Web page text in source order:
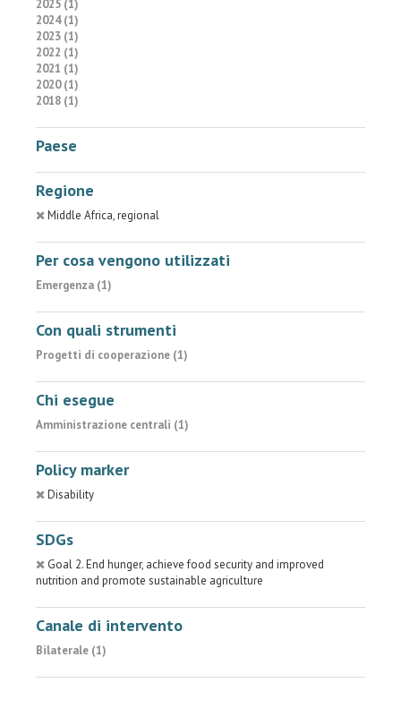
2025 (1)
2024 (1)
2023 (1)
2022 (1)
2021 (1)
2020 (1)
2018 (1)
Paese
Regione
Middle Africa, regional
Per cosa vengono utilizzati
Emergenza (1)
Con quali strumenti
Progetti di cooperazione (1)
Chi esegue
Amministrazione centrali (1)
Policy marker
Disability
SDGs
Goal 2. End hunger, achieve food security and improved
nutrition and promote sustainable agriculture
Canale di intervento
Bilaterale (1)